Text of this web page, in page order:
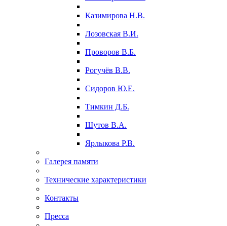
Казимирова Н.В.
Лозовская В.И.
Проворов В.Б.
Рогучёв В.В.
Сидоров Ю.Е.
Тимкин Д.Б.
Шутов В.А.
Ярлыкова Р.В.
Галерея памяти
Технические характеристики
Контакты
Пресса